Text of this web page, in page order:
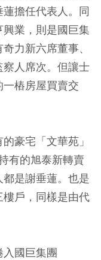
擔任代表人。同
業，則是國巨集
力新六席董事、
人席次。但讓士
樁房屋買賣交
豪宅「文華苑」
有的旭泰新轉賣
是謝垂蓮。也是
戶，同樣是由代
國巨集團